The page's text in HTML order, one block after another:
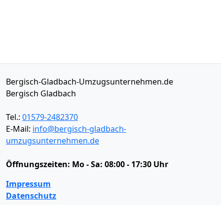
Bergisch-Gladbach-Umzugsunternehmen.de
Bergisch Gladbach
Tel.: 01579-2482370
E-Mail: info@bergisch-gladbach-
umzugsunternehmen.de
Öffnungszeiten: Mo - Sa: 08:00 - 17:30 Uhr
Impressum
Datenschutz